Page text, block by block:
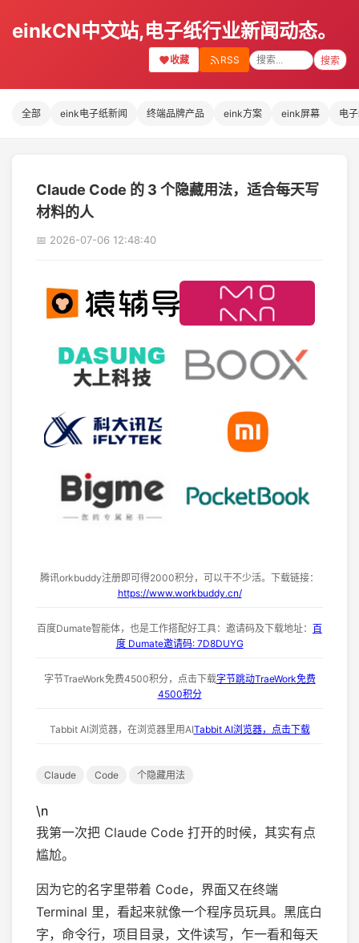
einkCN中文站,电子纸行业新闻动态。
收藏 RSS 搜索
全部 eink电子纸新闻 终端品牌产品 eink方案 eink屏幕 电
Claude Code 的 3 个隐藏用法，适合每天写
材料的人
📅 2026-07-06 12:48:40
腾讯orkbuddy注册即可得2000积分，可以干不少活。下载链接：
https://www.workbuddy.cn/
百度Dumate智能体，也是工作搭配好工具：邀请码及下载地址： 百
度 Dumate邀请码: 7D8DUYG
字节TraeWork免费4500积分，点击下载字节跳动TraeWork免费
4500积分
Tabbit AI浏览器，在浏览器里用AITabbit AI浏览器，点击下载
Claude Code 个隐藏用法
\n
我第一次把 Claude Code 打开的时候，其实有点
尴尬。
因为它的名字里带着 Code，界面又在终端
Terminal 里，看起来就像一个程序员玩具。黑底白
字，命令行，项目目录，文件读写，乍一看和每天